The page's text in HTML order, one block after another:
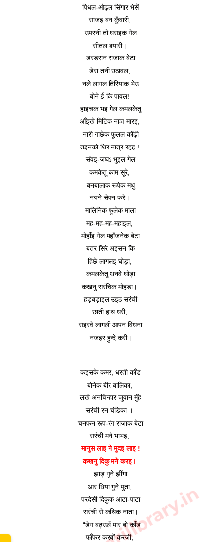
पिधल-ओढ़ल सिंगार भेसें
साजइ बन कुँवारी,
उपरनी तो घसइक गेल
सीतल बयारी।
डरडरान राजाक बेटा
डेरा तनी उठावल,
नले लागल तिरियाक भेउ
बोने ई कि पावल!
हाइचक भइ गेल कमलकेतू
आँइखे मिटिक नाञ मारइ,
नारी गाछेक फूलल कोंढ़ी
तइनको थिर नात्र रहइ !
संवइ-जघऽ भुइल गेल
कमकेतू काम सूरे,
बनबालाक रूपेक मधु
नयने सेवन करे।
मालिनिक फूलेक माला
मह-मह-मह-महाइल,
मोहाँइ गेल महाँजनेक बेटा
बतर सिरे अइसन कि
हिछे लागलइ घोड़ा,
कमलकेतू थनवे घोड़ा
कखनु सरंचिक मोहड़ा।
हड़बड़ाइल उइठ सरंची
छाती हाथ धरी,
सइरवे लागली आपन विंधना
नजइर हुन्दे करी।
कइसके कमर, धरती काँड
बोनेक बीर बालिका,
लखे अनचिन्हार जुवान मुँह
सरंची रन चंडिका ।
चनफन रूप-रंग राजाक बेटा
सरंची मने भाभइ,
मानुस लाइ ने मुदइ लाइ !
कखनु दिकु मने करइ।
झाड़ गुने झींगा
आर धिया गुने पुता,
परदेसी दिकुक आटा-पाटा
सरंची से कथिक नाता।
“डेग बढ़उलें मार बो काँड
फाँफर करबों करजी,